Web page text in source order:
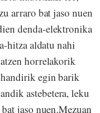
arraro bat jaso nuen
denda-elektronika
hitza aldatu nahi
horrelakorik
egin barik
astebetera, leku
jaso nuen.Mezuan